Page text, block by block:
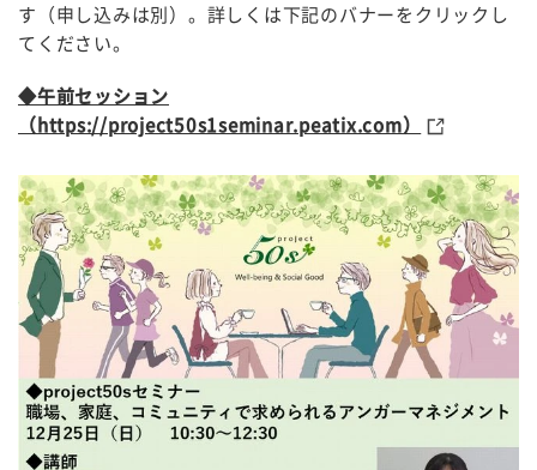
す（申し込みは別）。詳しくは下記のバナーをクリックし
てください。
◆午前セッション
（https://project50s1seminar.peatix.com）